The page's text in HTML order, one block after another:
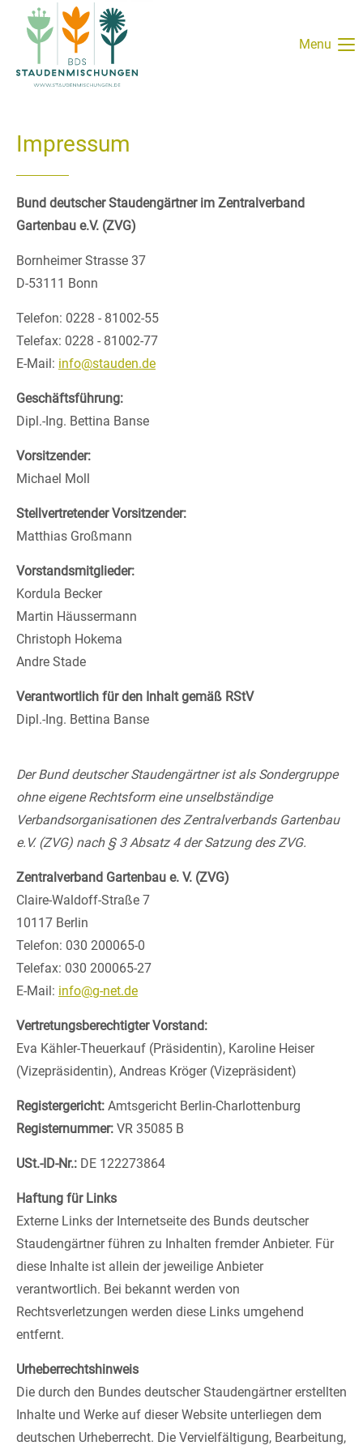
Login
Benutzername
Passwort
Anmelden
Register|Lost your password?
Support
Lorem ipsum dolor sit amet:
24h
We offer support for our customers
Mon - Fri 8:00am - 5:00pm
Get in touch
Cybersteel Inc.
376-293 City Road, Suite 600
San Francisco, CA 94102
Have any questions?
+44 1234 567 890
info@yourdomain.com
About us
Lorem ipsum dolor sit amet, consectetuer adipiscing
Aenean commodo ligula eget dolor. Aenean massa.
Cum sociis natoque penatibus et magnis dis
quam felis, ultricies nec.
Follow us on:
Menu
Impressum
Bund deutscher Staudengärtner im Zentralverband
Gartenbau e.V. (ZVG)
Bornheimer Strasse 37
D-53111 Bonn
Telefon: 0228 - 81002-55
Telefax: 0228 - 81002-77
E-Mail: info@stauden.de
Geschäftsführung:
Dipl.-Ing. Bettina Banse
Vorsitzender:
Michael Moll
Stellvertretender Vorsitzender:
Matthias Großmann
Vorstandsmitglieder:
Kordula Becker
Martin Häussermann
Christoph Hokema
Andre Stade
Verantwortlich für den Inhalt gemäß RStV
Dipl.-Ing. Bettina Banse
Der Bund deutscher Staudengärtner ist als Sondergruppe
ohne eigene Rechtsform eine unselbständige
Verbandsorganisationen des Zentralverbands Gartenbau
e.V. (ZVG) nach § 3 Absatz 4 der Satzung des ZVG.
Zentralverband Gartenbau e. V. (ZVG)
Claire-Waldoff-Straße 7
10117 Berlin
Telefon: 030 200065-0
Telefax: 030 200065-27
E-Mail: info@g-net.de
Vertretungsberechtigter Vorstand:
Eva Kähler-Theuerkauf (Präsidentin), Karoline Heiser
(Vizepräsidentin), Andreas Kröger (Vizepräsident)
Registergericht: Amtsgericht Berlin-Charlottenburg
Registernummer: VR 35085 B
USt.-ID-Nr.: DE 122273864
Haftung für Links
Externe Links der Internetseite des Bunds deutscher
Staudengärtner führen zu Inhalten fremder Anbieter. Für
diese Inhalte ist allein der jeweilige Anbieter
verantwortlich. Bei bekannt werden von
Rechtsverletzungen werden diese Links umgehend
entfernt.
Urheberrechtshinweis
Die durch den Bundes deutscher Staudengärtner erstellten
Inhalte und Werke auf dieser Website unterliegen dem
deutschen Urheberrecht. Die Vervielfältigung, Bearbeitung,